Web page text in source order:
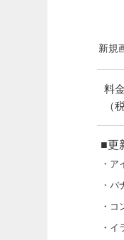
新規
料
（
■更
・ア
・バ
・コ
・イ